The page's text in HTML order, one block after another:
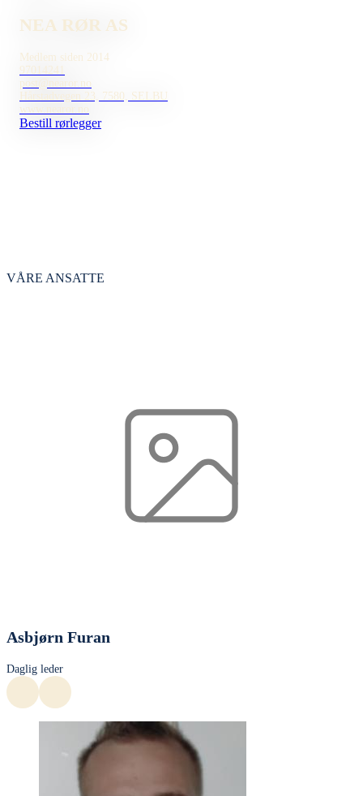
NEA RØR AS
Medlem siden 2014
97014241
post@nearor.no
Hårstadvegen 23, 7580, SELBU
www.nearor.no
Bestill rørlegger
VÅRE ANSATTE
Asbjørn Furan
Daglig leder